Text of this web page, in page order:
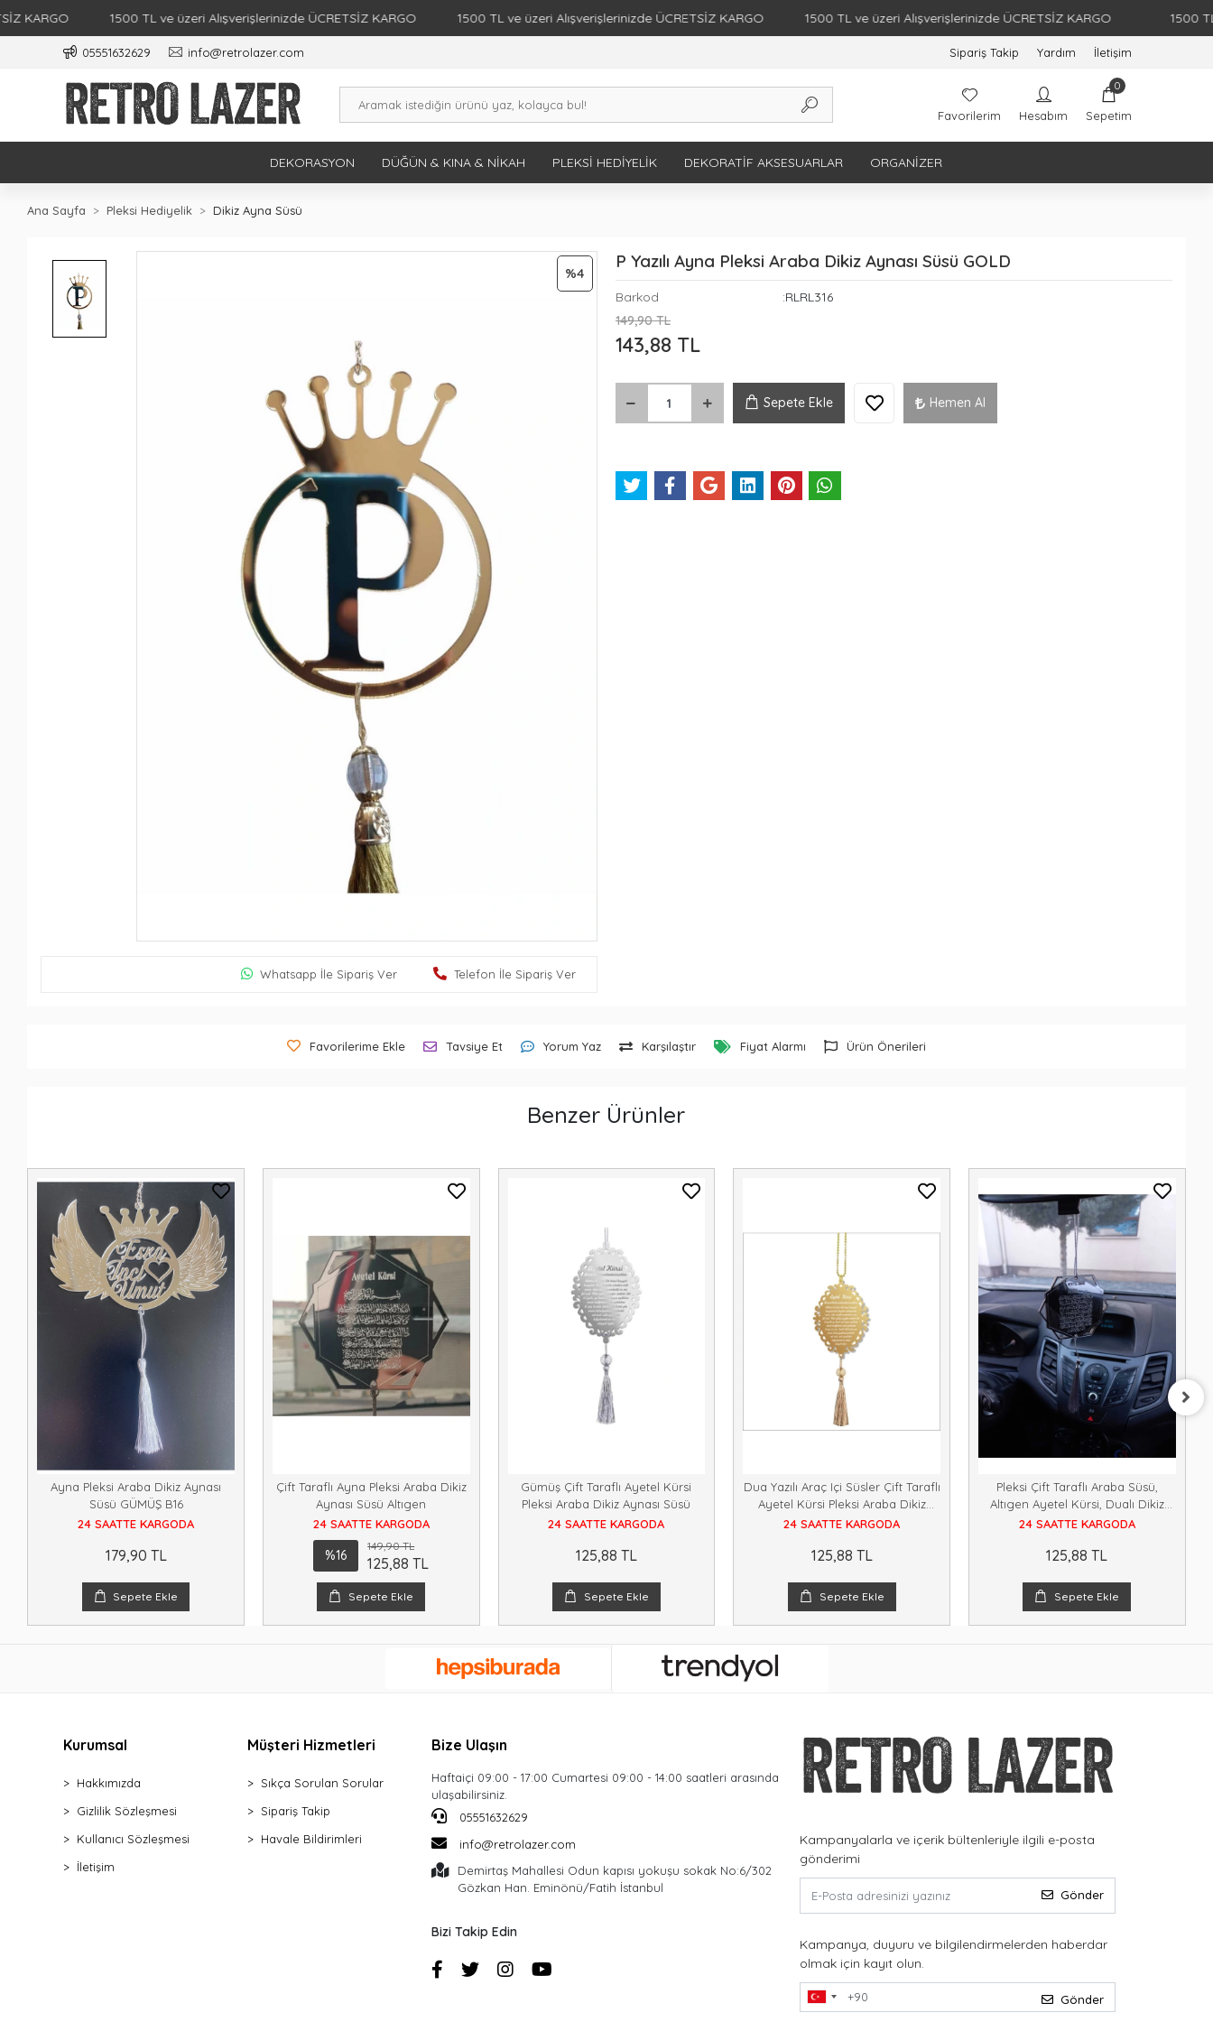
1500 TL ve üzeri Alışverişlerinizde ÜCRETSİZ KARGO 1500 TL ve üzeri Alışverişlerinizde ÜCRETSİZ KARGO 1500 TL ve üzeri Alışverişlerinizde ÜCRETSİZ KARGO 1500 TL ve
05551632629 info@retrolazer.com Sipariş Takip Yardım İletişim
Favorilerim Hesabım
0
Sepetim
DEKORASYON DÜĞÜN & KINA & NIKAH PLEKSI HEDIYELIK DEKORATIF AKSESUARLAR ORGANIZER
Ana Sayfa Pleksi Hediyelik Dikiz Ayna Süsü
%4
Whatsapp İle Sipariş Ver Telefon İle Sipariş Ver
P Yazılı Ayna Pleksi Araba Dikiz Aynası Süsü GOLD
Barkod
:RLRL316
149,90 TL
143,88 TL
Sepete Ekle Hemen Al
Favorilerime Ekle Tavsiye Et Yorum Yaz Karşılaştır Fiyat Alarmı Ürün Önerileri
Benzer Ürünler
Ayna Pleksi Araba Dikiz Aynası
Süsü GÜMÜŞ B16
24 SAATTE KARGODA
179,90 TL
Sepete Ekle
Çift Taraflı Ayna Pleksi Araba Dikiz
Aynası Süsü Altıgen
24 SAATTE KARGODA
%16
149,90 TL
125,88 TL
Sepete Ekle
Gümüş Çift Taraflı Ayetel Kürsi
Pleksi Araba Dikiz Aynası Süsü
24 SAATTE KARGODA
125,88 TL
Sepete Ekle
Dua Yazılı Araç Içi Süsler Çift Taraflı
Ayetel Kürsi Pleksi Araba Dikiz
Aynası Süsü
24 SAATTE KARGODA
125,88 TL
Sepete Ekle
Pleksi Çift Taraflı Araba Süsü,
Altıgen Ayetel Kürsi, Dualı Dikiz
Aynası Süsü, Pleksi Süs
24 SAATTE KARGODA
125,88 TL
Sepete Ekle
Kurumsal
Hakkımızda
Gizlilik Sözleşmesi
Kullanıcı Sözleşmesi
İletişim
Müşteri Hizmetleri
Sıkça Sorulan Sorular
Sipariş Takip
Havale Bildirimleri
Bize Ulaşın
Haftaiçi 09:00 - 17:00 Cumartesi 09:00 - 14:00 saatleri arasında
ulaşabilirsiniz.
05551632629
info@retrolazer.com
Demirtaş Mahallesi Odun kapısı yokuşu sokak No:6/302
Gözkan Han. Eminönü/Fatih İstanbul
Bizi Takip Edin
Kampanyalarla ve içerik bültenleriyle ilgili e-posta
gönderimi
Gönder
Kampanya, duyuru ve bilgilendirmelerden haberdar
olmak için kayıt olun.
Gönder